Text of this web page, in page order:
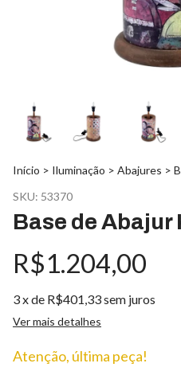
Início > Iluminação > Abajures >
SKU: 53370
Base de Abajur
R$1.204,00
3x de R$401,33sem juros
Ver mais detalhes
Atenção, última peça!